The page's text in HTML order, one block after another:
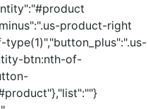
product-right
btn:nth-of-